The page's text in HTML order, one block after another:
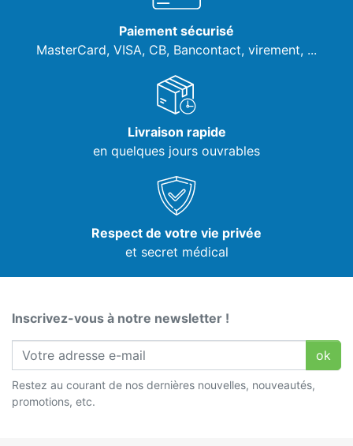
Paiement sécurisé
MasterCard, VISA, CB, Bancontact, virement, ...
Livraison rapide
en quelques jours ouvrables
Respect de votre vie privée
et secret médical
Inscrivez-vous à notre newsletter !
ok
Restez au courant de nos dernières nouvelles, nouveautés,
promotions, etc.